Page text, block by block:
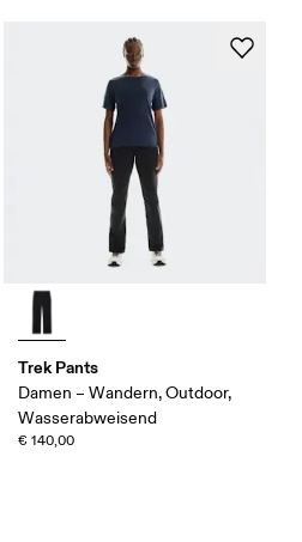
Trek Pants
Damen – Wandern, Outdoor,
Wasserabweisend
€ 140,00